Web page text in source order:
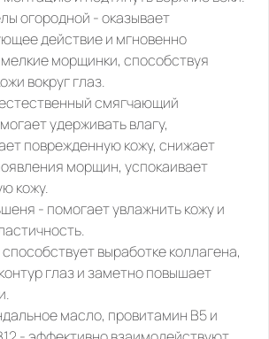
огородной - оказывает
действие и мгновенно
морщинки, способствуя
вокруг глаз.
смягчающий
удерживать влагу,
поврежденную кожу, снижает
морщин, успокаивает
кожу.
- помогает увлажнить кожу и
выработке коллагена,
глаз и заметно повышает
масло, провитамин B5 и